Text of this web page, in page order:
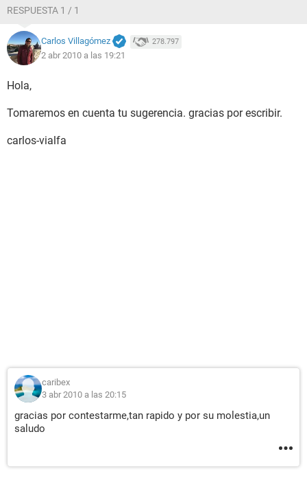
RESPUESTA 1 / 1
Carlos Villagómez 278.797
2 abr 2010 a las 19:21
Hola,
Tomaremos en cuenta tu sugerencia. gracias por escribir.
carlos-vialfa
caribex
3 abr 2010 a las 20:15
gracias por contestarme,tan rapido y por su molestia,un
saludo